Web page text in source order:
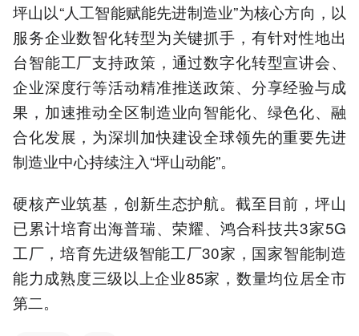
坪山以“人工智能赋能先进制造业”为核心方向，以
服务企业数智化转型为关键抓手，有针对性地出
台智能工厂支持政策，通过数字化转型宣讲会、
企业深度行等活动精准推送政策、分享经验与成
果，加速推动全区制造业向智能化、绿色化、融
合化发展，为深圳加快建设全球领先的重要先进
制造业中心持续注入“坪山动能”。
硬核产业筑基，创新生态护航。截至目前，坪山
已累计培育出海普瑞、荣耀、鸿合科技共3家5G
工厂，培育先进级智能工厂30家，国家智能制造
能力成熟度三级以上企业85家，数量均位居全市
第二。